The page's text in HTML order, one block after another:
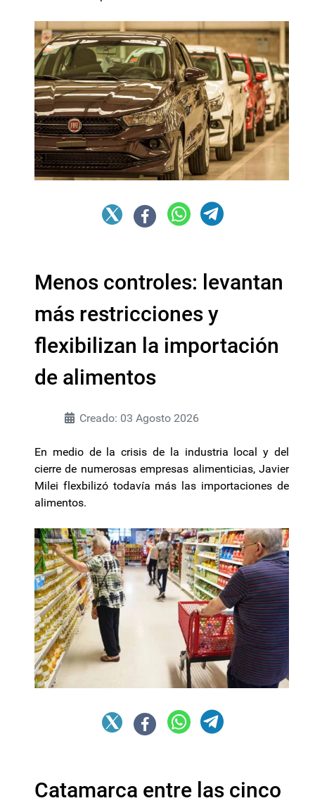
Menos controles: levantan
más restricciones y
flexibilizan la importación
de alimentos
Creado: 03 Agosto 2026
En medio de la crisis de la industria local y del
cierre de numerosas empresas alimenticias, Javier
Milei flexbilizó todavía más las importaciones de
alimentos.
Catamarca entre las cinco